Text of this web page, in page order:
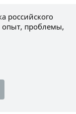
российского
опыт, проблемы,